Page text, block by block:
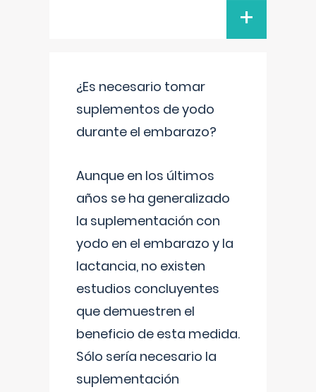
+
¿Es necesario tomar
suplementos de yodo
durante el embarazo?
Aunque en los últimos
años se ha generalizado
la suplementación con
yodo en el embarazo y la
lactancia, no existen
estudios concluyentes
que demuestren el
beneficio de esta medida.
Sólo sería necesario la
suplementación